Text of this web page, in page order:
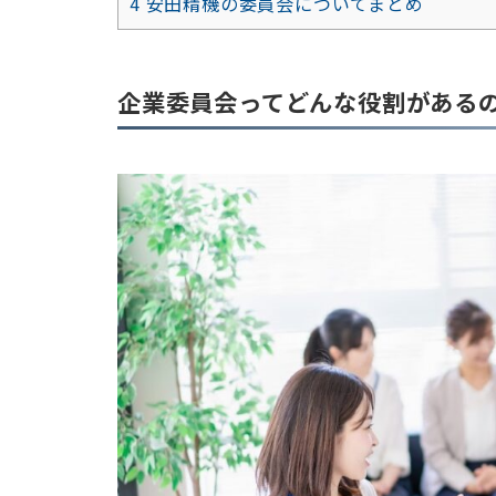
企業委員会ってどんな役割がある